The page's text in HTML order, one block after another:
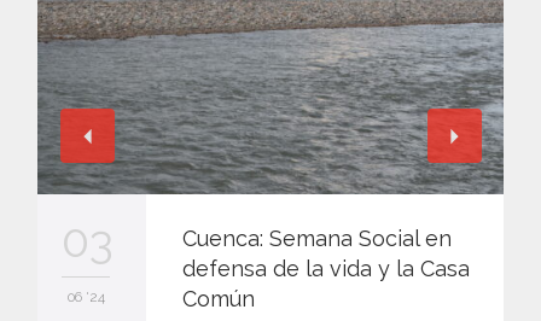
03
06 '24
Cuenca: Semana Social en
defensa de la vida y la Casa
Común